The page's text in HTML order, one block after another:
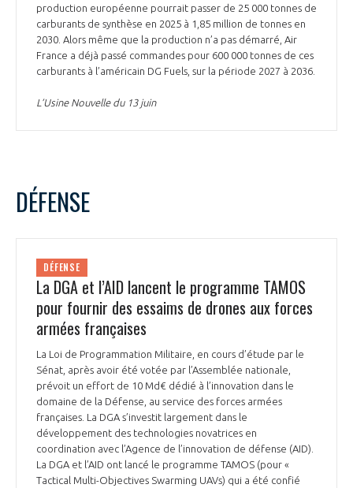
production européenne pourrait passer de 25 000 tonnes de
carburants de synthèse en 2025 à 1,85 million de tonnes en
2030. Alors même que la production n’a pas démarré, Air
France a déjà passé commandes pour 600 000 tonnes de ces
carburants à l’américain DG Fuels, sur la période 2027 à 2036.
L’Usine Nouvelle du 13 juin
DÉFENSE
DÉFENSE
La DGA et l’AID lancent le programme TAMOS
pour fournir des essaims de drones aux forces
armées françaises
La Loi de Programmation Militaire, en cours d’étude par le
Sénat, après avoir été votée par l’Assemblée nationale,
prévoit un effort de 10 Md€ dédié à l’innovation dans le
domaine de la Défense, au service des forces armées
françaises. La DGA s’investit largement dans le
développement des technologies novatrices en
coordination avec l’Agence de l’innovation de défense (AID).
La DGA et l’AID ont lancé le programme TAMOS (pour «
Tactical Multi-Objectives Swarming UAVs) qui a été confié